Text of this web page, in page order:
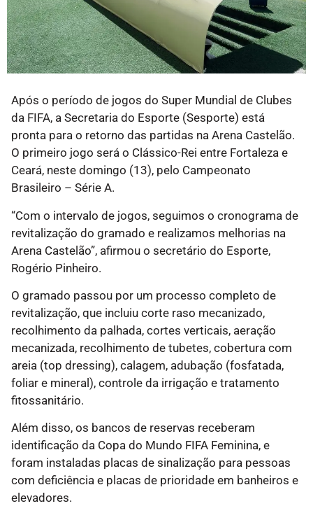
Após o período de jogos do Super Mundial de Clubes
da FIFA, a Secretaria do Esporte (Sesporte) está
pronta para o retorno das partidas na Arena Castelão.
O primeiro jogo será o Clássico-Rei entre Fortaleza e
Ceará, neste domingo (13), pelo Campeonato
Brasileiro – Série A.
“Com o intervalo de jogos, seguimos o cronograma de
revitalização do gramado e realizamos melhorias na
Arena Castelão”, afirmou o secretário do Esporte,
Rogério Pinheiro.
O gramado passou por um processo completo de
revitalização, que incluiu corte raso mecanizado,
recolhimento da palhada, cortes verticais, aeração
mecanizada, recolhimento de tubetes, cobertura com
areia (top dressing), calagem, adubação (fosfatada,
foliar e mineral), controle da irrigação e tratamento
fitossanitário.
Além disso, os bancos de reservas receberam
identificação da Copa do Mundo FIFA Feminina, e
foram instaladas placas de sinalização para pessoas
com deficiência e placas de prioridade em banheiros e
elevadores.